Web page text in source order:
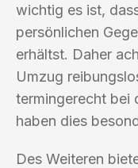
wichtig es ist,
persönlichen
erhältst. Daher
Umzug
termingerecht bei
haben dies
Des Weiteren